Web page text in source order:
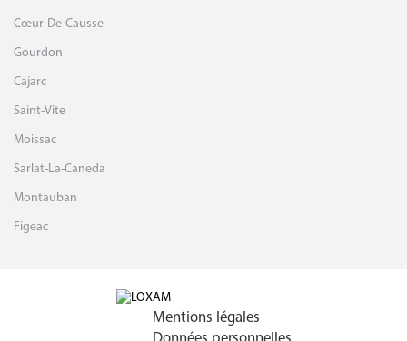
Cœur-De-Causse
Gourdon
Cajarc
Saint-Vite
Moissac
Sarlat-La-Caneda
Montauban
Figeac
Mentions légales